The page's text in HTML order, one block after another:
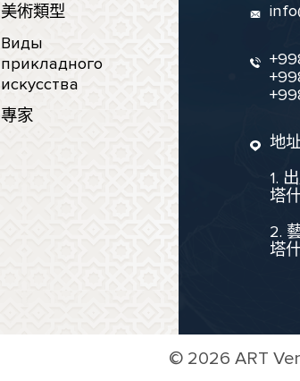
美術類型
Виды
прикладного
искусства
專家
地
1.
塔
2.
塔
© 2026 ART